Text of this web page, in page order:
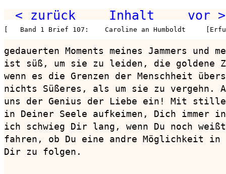
< zurück Inhalt vor >
[   Band 1 Brief 107:    Caroline an Humboldt
gedauerten Moments meines Jammers und
ist süß, um sie zu leiden, die goldene
wenn es die Grenzen der Menschheit
nichts Süßeres, als um sie zu vergehn.
uns der Genius der Liebe ein! Mit
in Deiner Seele aufkeimen, Dich immer
ich schwieg Dir lang, wenn Du noch
fahren, ob Du eine andre Möglichkeit
Dir zu folgen.